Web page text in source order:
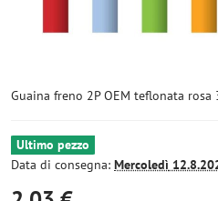
Guaina freno 2P OEM teflonata rosa
Ultimo pezzo
Data di consegna: Mercoledì